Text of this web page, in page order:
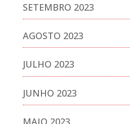
SETEMBRO 2023
AGOSTO 2023
JULHO 2023
JUNHO 2023
MAIO 2023